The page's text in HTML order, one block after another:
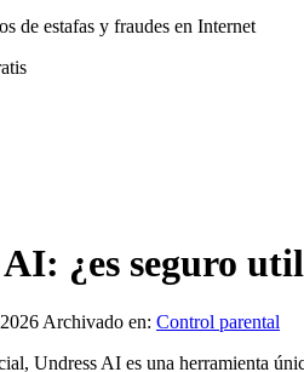
de estafas y fraudes en Internet
AI: ¿es seguro
Archivado en: Control parental
Undress AI es una herramienta